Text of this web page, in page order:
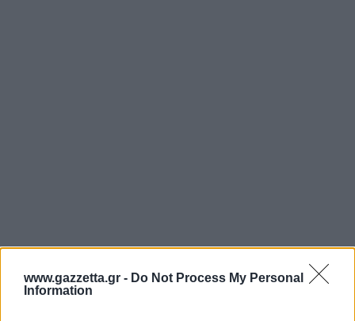
www.gazzetta.gr - Do Not Process My Personal
Information